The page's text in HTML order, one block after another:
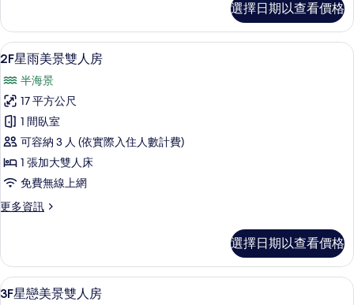
人
房
的
所
有
相
片
銀
河
海
二
人
房
的
詳
情
選擇日期以查看價格
顯
2F
星
雨
美
景
雙
人
的
所
有
2F星雨美景雙人房 | 書桌、遮光布/窗
4
2F星雨美景雙人房
半海景
17 平方公尺
1 間臥室
可容納 3 人 (依實際入住人數計費)
1 張加大雙人床
免費無線上網
更多資訊
更
雨
美
景
選擇日期以查看價格
顯
3F星戀美景雙人房 | 書桌、遮光布/窗
4
3F星戀美景雙人房